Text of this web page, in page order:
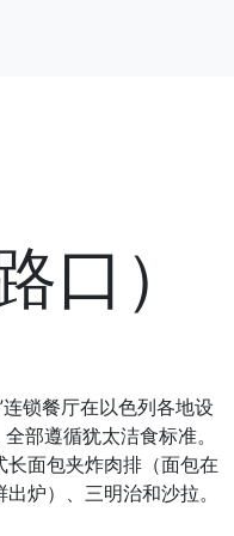
口）
连锁餐厅在以色列各地设
部遵循犹太洁食标准。
长面包夹炸肉排（面包在
炉）、三明治和沙拉。